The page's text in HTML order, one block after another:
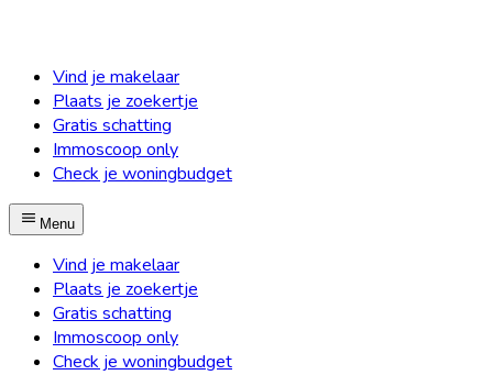
Vind je makelaar
Plaats je zoekertje
Gratis schatting
Immoscoop only
Check je woningbudget
Menu
Vind je makelaar
Plaats je zoekertje
Gratis schatting
Immoscoop only
Check je woningbudget